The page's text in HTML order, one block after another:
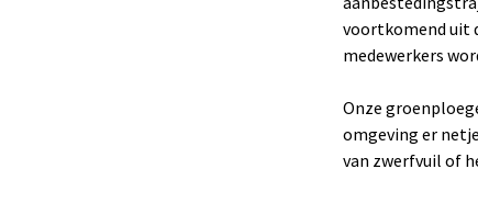
voortkomend uit
medewerkers
Onze
omgeving er
van zwerfvuil of